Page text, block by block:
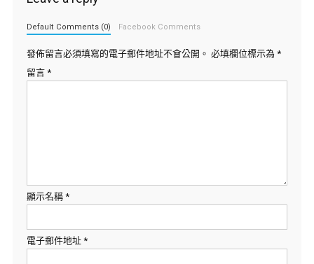
Default Comments (0) Facebook Comments
發佈留言必須填寫的電子郵件地址不會公開。 必填欄位標示為 *
留言 *
顯示名稱 *
電子郵件地址 *